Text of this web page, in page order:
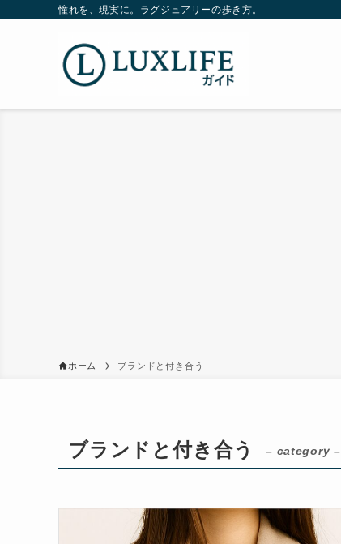
憧れを、現実に。ラグジュアリーの歩き方。
ホーム ブランドと付き合う
ブランドと付き合う – category –